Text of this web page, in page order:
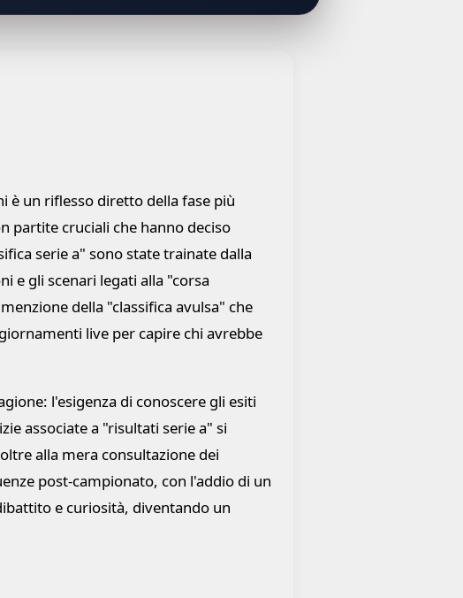
è un riflesso diretto della fase più
partite cruciali che hanno deciso
serie a" sono state trainate dalla
e gli scenari legati alla "corsa
della "classifica avulsa" che
live per capire chi avrebbe
l'esigenza di conoscere gli esiti
associate a "risultati serie a" si
alla mera consultazione dei
post-campionato, con l'addio di un
e curiosità, diventando un